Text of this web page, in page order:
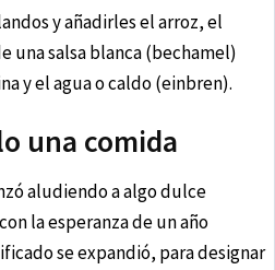
y añadirles el arroz, el
una salsa blanca (bechamel)
y el agua o caldo (einbren).
una comida
aludiendo a algo dulce
la esperanza de un año
se expandió, para designar